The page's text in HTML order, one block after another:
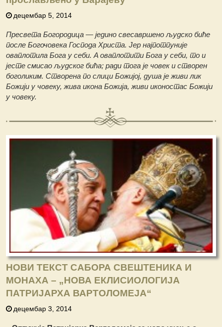
децембар 5, 2014
Пресвета Богородица — једино свесавршено људско биће
после Богочовека Господа Христа. Јер најпотпуније
оваплотила Бога у себи. Α оваплотити Бога у себи, то и
јесте смисао људског бића; ради тога је човек и створен
боголиким. Створена по слици Божијој, душа је живи лик
Божији у човеку, жива икона Божија, живи иконостас Божији
у човеку.
НОВИ ТЕКСТ САБОРА СВЕШТЕНИКА И
МОНАХА – „НОВА ЕКЛИСИОЛОГИЈА
ПАТРИЈАРХА ВАРТОЛОМЕЈА“
децембар 3, 2014